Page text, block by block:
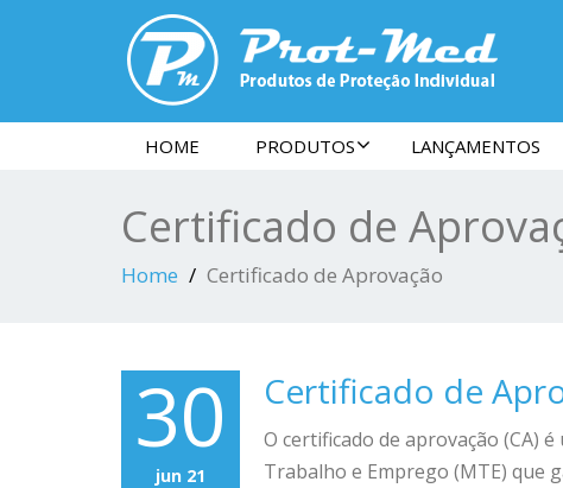
HOME PRODUTOS LANÇAMENTOS
Certificado de
Home Certificado de Aprovação
30
jun 21
Certificado de
O certificado de aprovação (CA)
Trabalho e Emprego (MTE) que